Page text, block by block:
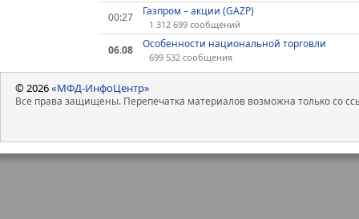
00:27 Газпром – акции (GAZP)
1 312 699 сообщений
06.08 Особенности национальной торговли
699 532 сообщения
© 2026«МФД-ИнфоЦентр»
Все права защищены. Перепечатка материалов возможна только со